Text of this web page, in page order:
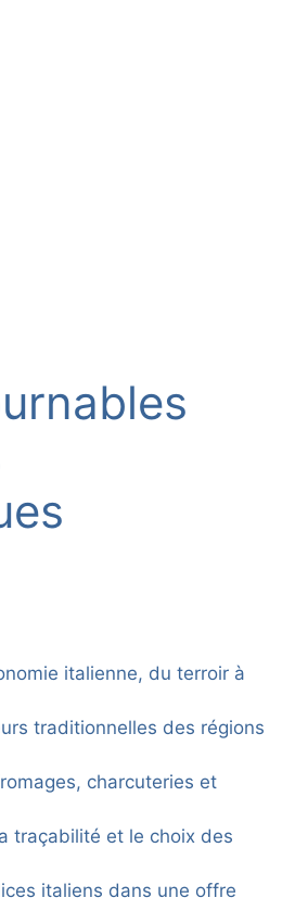
italienne, du terroir à
traditionnelles des régions
charcuteries et
traçabilité et le choix des
italiens dans une offre